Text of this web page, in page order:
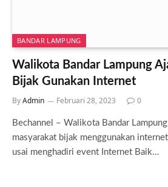
BANDAR LAMPUNG
Walikota Bandar Lampung
Bijak Gunakan Internet
ByAdmin Februari 28, 2023 0
Bechannel – Walikota Bandar
masyarakat bijak menggunakan
usai menghadiri event Internet Baik…